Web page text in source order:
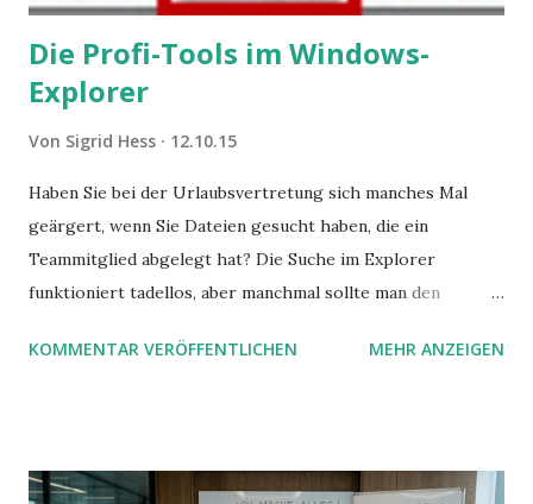
Die Profi-Tools im Windows-
Explorer
Von Sigrid Hess 12.10.15
Haben Sie bei der Urlaubsvertretung sich manches Mal
geärgert, wenn Sie Dateien gesucht haben, die ein
Teammitglied abgelegt hat? Die Suche im Explorer
funktioniert tadellos, aber manchmal sollte man den
mit UND oder ODER oder NICHT... Das geht so einfach,
KOMMENTAR VERÖFFENTLICHEN MEHR ANZEIGEN